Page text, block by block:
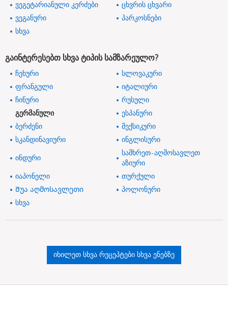
ვეგეტარიანული კერძები
ცხვრის ცხვარი
ვეგანური
პარკოსნები
სხვა
გაინტერესებთ სხვა ტიპის სამზარეულო?
ჩეხური
სლოვაკური
ფრანგული
იტალიური
ჩინური
რუსული
გერმანული
ესპანური
ბერძენი
მექსიკური
სკანდინავიური
ინგლისური
ინდური
სამხრეთ-აღმოსავლეთ
აზიური
იაპონელი
თურქული
Შუა აღმოსავლეთი
პოლონური
სხვა
იხილეთ სხვა რეცეპტები სხვა ენებზე